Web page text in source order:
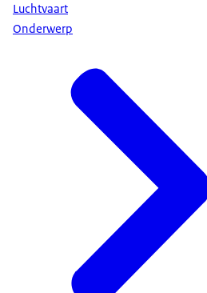
Luchtvaart
Onderwerp